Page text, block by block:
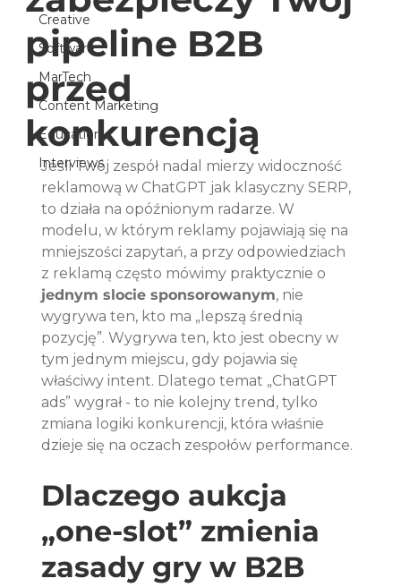
Creative
Software
MarTech
Content Marketing
Education
Interviews
pipeline B2B
przed
konkurencją
Jeśli Twój zespół nadal mierzy widoczność
reklamową w ChatGPT jak klasyczny SERP,
to działa na opóźnionym radarze. W
modelu, w którym reklamy pojawiają się na
mniejszości zapytań, a przy odpowiedziach
z reklamą często mówimy praktycznie o
jednym slocie sponsorowanym, nie
wygrywa ten, kto ma „lepszą średnią
pozycję”. Wygrywa ten, kto jest obecny w
tym jednym miejscu, gdy pojawia się
właściwy intent. Dlatego temat „ChatGPT
ads” wygrał - to nie kolejny trend, tylko
zmiana logiki konkurencji, która właśnie
dzieje się na oczach zespołów performance.
Dlaczego aukcja
„one-slot” zmienia
zasady gry w B2B